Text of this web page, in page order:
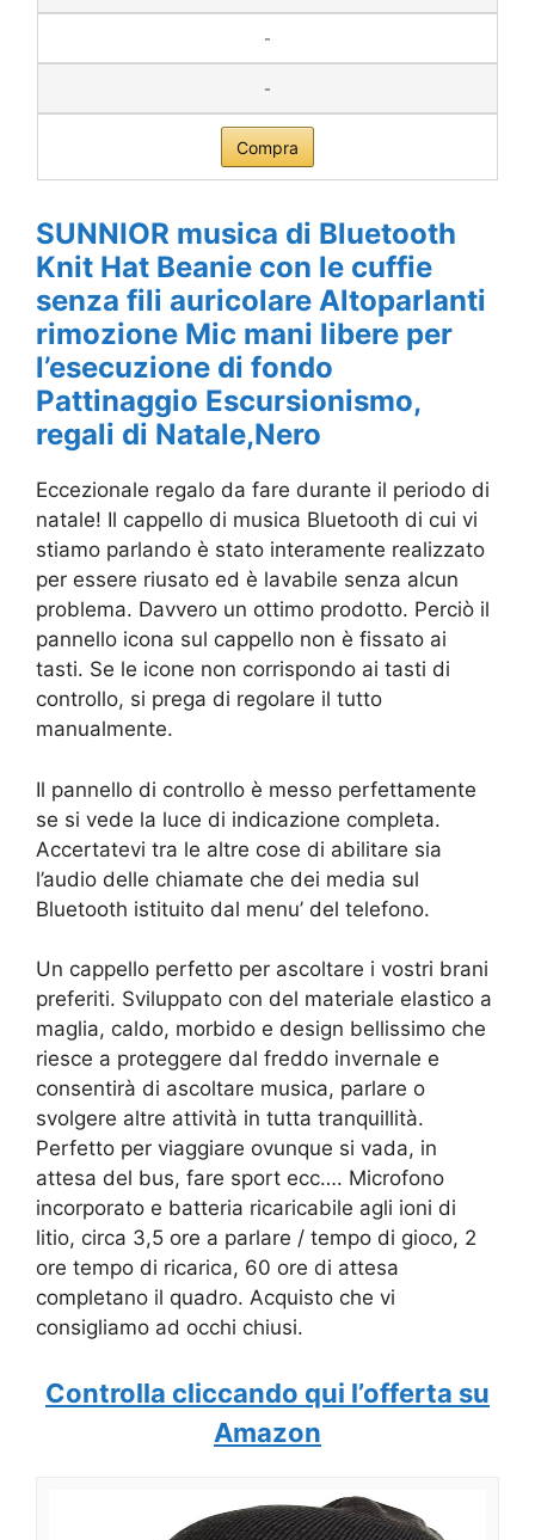
-
-
Compra
SUNNIOR musica di Bluetooth
Knit Hat Beanie con le cuffie
senza fili auricolare Altoparlanti
rimozione Mic mani libere per
l’esecuzione di fondo
Pattinaggio Escursionismo,
regali di Natale,Nero
Eccezionale regalo da fare durante il periodo di
natale! Il cappello di musica Bluetooth di cui vi
stiamo parlando è stato interamente realizzato
per essere riusato ed è lavabile senza alcun
problema. Davvero un ottimo prodotto. Perciò il
pannello icona sul cappello non è fissato ai
tasti. Se le icone non corrispondo ai tasti di
controllo, si prega di regolare il tutto
manualmente.
Il pannello di controllo è messo perfettamente
se si vede la luce di indicazione completa.
Accertatevi tra le altre cose di abilitare sia
l’audio delle chiamate che dei media sul
Bluetooth istituito dal menu’ del telefono.
Un cappello perfetto per ascoltare i vostri brani
preferiti. Sviluppato con del materiale elastico a
maglia, caldo, morbido e design bellissimo che
riesce a proteggere dal freddo invernale e
consentirà di ascoltare musica, parlare o
svolgere altre attività in tutta tranquillità.
Perfetto per viaggiare ovunque si vada, in
attesa del bus, fare sport ecc…. Microfono
incorporato e batteria ricaricabile agli ioni di
litio, circa 3,5 ore a parlare / tempo di gioco, 2
ore tempo di ricarica, 60 ore di attesa
completano il quadro. Acquisto che vi
consigliamo ad occhi chiusi.
Controlla cliccando qui l’offerta su
Amazon